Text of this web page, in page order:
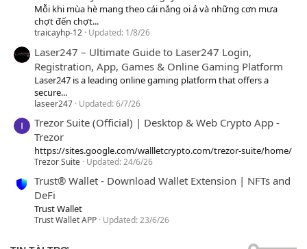
Mỗi khi mùa hè mang theo cái nắng oi ả và những cơn mưa
chợt đến chợt...
traicayhp-12 Updated: 1/8/26
Laser247 – Ultimate Guide to Laser247 Login,
Registration, App, Games & Online Gaming Platform
Laser247 is a leading online gaming platform that offers a
secure...
laseer247 Updated:6/7/26
Trezor Suite (Official) | Desktop & Web Crypto App -
Trezor
https://sites.google.com/wallletcrypto.com/trezor-suite/home/
Trezor Suite Updated:24/6/26
Trust® Wallet - Download Wallet Extension | NFTs and
DeFi
Trust Wallet
Trust Wallet APP Updated:23/6/26